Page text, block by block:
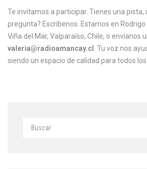
Te invitamos a participar. Tienes una pista,
pregunta? Escríbenos. Estamos en Rodrigo
Viña del Mar, Valparaíso, Chile, o envíanos
valeria@radioamancay.cl
. Tu voz nos
siendo un espacio de calidad para todos los